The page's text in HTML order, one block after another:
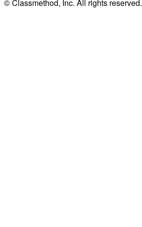
© Classmethod, Inc. All rights reserved.